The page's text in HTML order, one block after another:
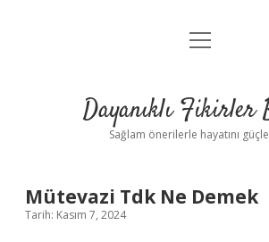
Anasayfa
Yasal Uyarı
menüyü
Dayanıklı Fikirler
Sağlam önerilerle hayatını
Mütevazi Tdk Ne Demek
Tarih: Kasım 7, 2024